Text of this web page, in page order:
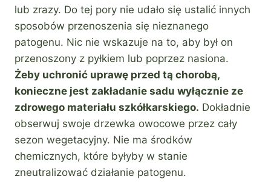
lub zrazy. Do tej pory nie udało się ustalić innych
sposobów przenoszenia się nieznanego
patogenu. Nic nie wskazuje na to, aby był on
przenoszony z pyłkiem lub poprzez nasiona.
Żeby uchronić uprawę przed tą chorobą,
konieczne jest zakładanie sadu wyłącznie ze
zdrowego materiału szkółkarskiego. Dokładnie
obserwuj swoje drzewka owocowe przez cały
sezon wegetacyjny. Nie ma środków
chemicznych, które byłyby w stanie
zneutralizować działanie patogenu.